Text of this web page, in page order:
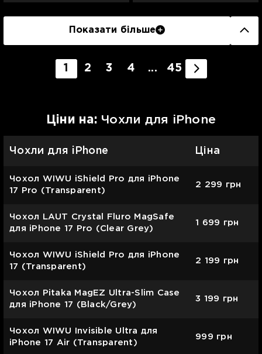
Показати більше
1 2 3 4 ... 45
Цiни на: Чохли для iPhone
Чохли для iPhone Ціна
Чохол WIWU iShield Pro для iPhone
17 Pro (Transparent)
2 299 грн
Чохол LAUT Crystal Fluro MagSafe
для iPhone 17 Pro (Clear Grey)
1 699 грн
Чохол WIWU iShield Pro для iPhone
17 (Transparent)
2 199 грн
Чохол Pitaka MagEZ Ultra-Slim Case
для iPhone 17 (Black/Grey)
3 199 грн
Чохол WIWU Invisible Ultra для
iPhone 17 Air (Transparent)
999 грн